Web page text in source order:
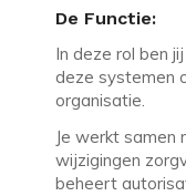
De Functie:
In deze rol ben
deze systemen
organisatie.
Je werkt samen
wijzigingen
beheert